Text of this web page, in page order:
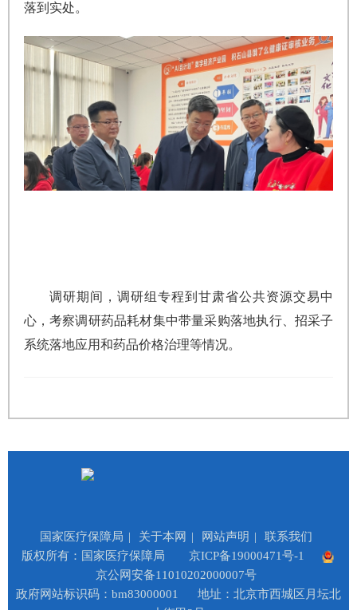
落到实处。
调研期间，调研组专程到甘肃省公共资源交易中
心，考察调研药品耗材集中带量采购落地执行、招采子
系统落地应用和药品价格治理等情况。
国家医疗保障局 | 关于本网 | 网站声明 |
联系我们
版权所有：国家医疗保障局
京ICP备19000471号-1
京公网安备11010202000007号
政府网站标识码：bm83000001
地址：北京市西城区月坛北